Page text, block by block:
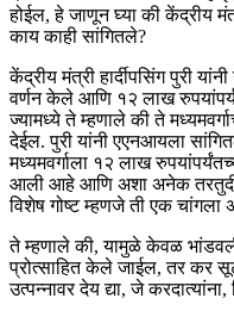
होईल, हे जाणून घ्या की केंद्रीय
काय काही सांगितले?
केंद्रीय मंत्री हार्दीपसिंग पुरी
वर्णन केले आणि १२ लाख
ज्यामध्ये ते म्हणाले की ते
देईल. पुरी यांनी एएनआयला
मध्यमवर्गाला १२ लाख
आली आहे आणि अशा अनेक तरतुदी
विशेष गोष्ट म्हणजे ती एक
ते म्हणाले की, यामुळे केवळ
प्रोत्साहित केले जाईल, तर कर
उत्पन्नावर देय द्या, जे